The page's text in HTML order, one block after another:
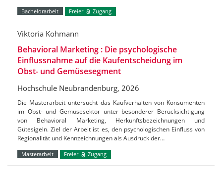
Bachelorarbeit Freier Zugang
Viktoria Kohmann
Behavioral Marketing : Die psychologische
Einflussnahme auf die Kaufentscheidung im
Obst- und Gemüsesegment
Hochschule Neubrandenburg, 2026
Die Masterarbeit untersucht das Kaufverhalten von Konsumenten
im Obst- und Gemüsesektor unter besonderer Berücksichtigung
von Behavioral Marketing, Herkunftsbezeichnungen und
Gütesigeln. Ziel der Arbeit ist es, den psychologischen Einfluss von
Regionalität und Kennzeichnungen als Ausdruck der…
Masterarbeit Freier Zugang